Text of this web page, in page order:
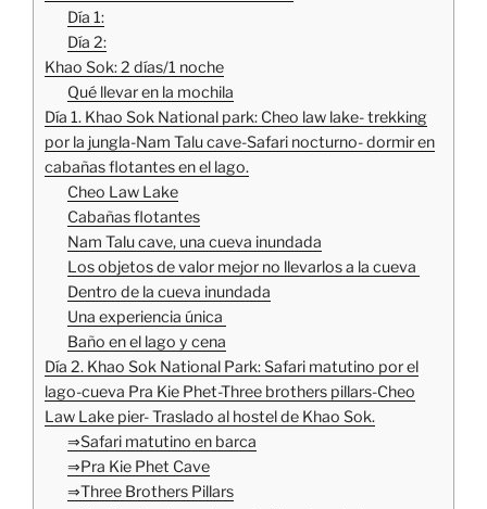
Día 1:
Día 2:
Khao Sok: 2 días/1 noche
Qué llevar en la mochila
Día 1. Khao Sok National park: Cheo law lake- trekking
por la jungla-Nam Talu cave-Safari nocturno- dormir en
cabañas flotantes en el lago.
Cheo Law Lake
Cabañas flotantes
Nam Talu cave, una cueva inundada
Los objetos de valor mejor no llevarlos a la cueva
Dentro de la cueva inundada
Una experiencia única
Baño en el lago y cena
Día 2. Khao Sok National Park: Safari matutino por el
lago-cueva Pra Kie Phet-Three brothers pillars-Cheo
Law Lake pier- Traslado al hostel de Khao Sok.
⇒Safari matutino en barca
⇒Pra Kie Phet Cave
⇒Three Brothers Pillars